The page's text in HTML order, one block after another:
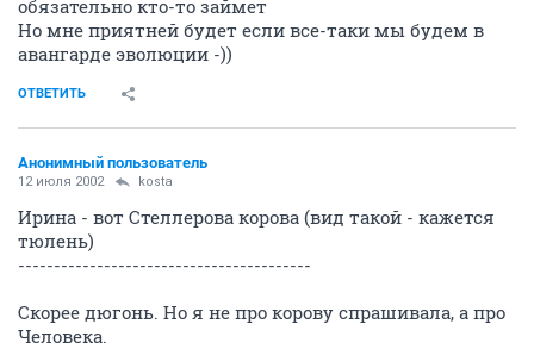
обязательно кто-то займет
Но мне приятней будет если все-таки мы будем в
авангарде эволюции -))
ОТВЕТИТЬ
Анонимный пользователь
12 июля 2002 kosta
Ирина - вот Стеллерова корова (вид такой - кажется
тюлень)
-----------------------------------------
Скорее дюгонь. Но я не про корову спрашивала, а про
Человека.